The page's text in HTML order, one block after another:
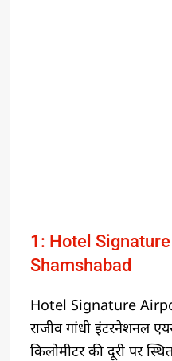
1: Hotel
Shamshabad
Hotel Signature
राजीव गांधी इंटरनेशनल
किलोमीटर की दूरी पर